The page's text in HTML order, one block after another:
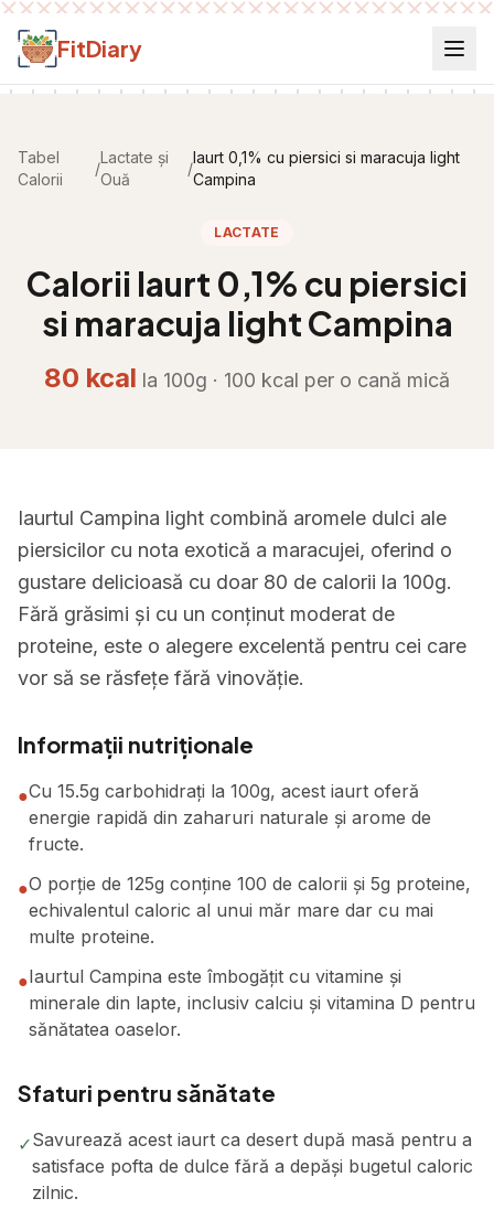
Salt la conținut
FitDiary
Tabel
Calorii
/
Lactate și
Ouă
/
Iaurt 0,1% cu piersici si maracuja light
Campina
LACTATE
Calorii Iaurt 0,1% cu piersici
si maracuja light Campina
80 kcal la 100g · 100 kcal per o cană mică
Iaurtul Campina light combină aromele dulci ale
piersicilor cu nota exotică a maracujei, oferind o
gustare delicioasă cu doar 80 de calorii la 100g.
Fără grăsimi și cu un conținut moderat de
proteine, este o alegere excelentă pentru cei care
vor să se răsfețe fără vinovăție.
Informații nutriționale
●Cu 15.5g carbohidrați la 100g, acest iaurt oferă
energie rapidă din zaharuri naturale și arome de
fructe.
●O porție de 125g conține 100 de calorii și 5g proteine,
echivalentul caloric al unui măr mare dar cu mai
multe proteine.
●Iaurtul Campina este îmbogățit cu vitamine și
minerale din lapte, inclusiv calciu și vitamina D pentru
sănătatea oaselor.
Sfaturi pentru sănătate
✓Savurează acest iaurt ca desert după masă pentru a
satisface pofta de dulce fără a depăși bugetul caloric
zilnic.